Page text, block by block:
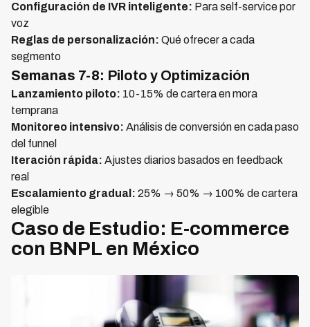
Configuración de IVR inteligente: Para self-service por
voz
Reglas de personalización: Qué ofrecer a cada
segmento
Semanas 7-8: Piloto y Optimización
Lanzamiento piloto: 10-15% de cartera en mora
temprana
Monitoreo intensivo: Análisis de conversión en cada paso
del funnel
Iteración rápida: Ajustes diarios basados en feedback
real
Escalamiento gradual: 25% → 50% → 100% de cartera
elegible
Caso de Estudio: E-commerce
con BNPL en México